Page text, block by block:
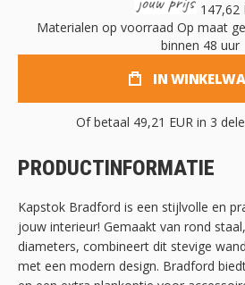
147,62
Materialen op voorraad Op maat
binnen 48 uur
IN
Of betaal 49,21 EUR in 3
PRODUCTINFORMATIE
Kapstok Bradford is een stijlvolle en
jouw interieur! Gemaakt van rond
diameters, combineert dit stevige
met een modern design. Bradford